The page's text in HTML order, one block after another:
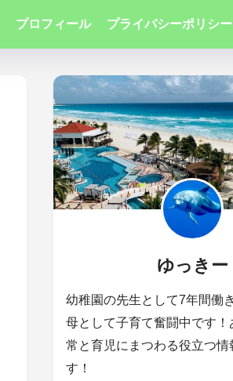
プロフィール プライバシーポリシー
ゆっきー
幼稚園の先生として7年間働
母として子育て奮闘中です！
常と育児にまつわる役立つ情
す！